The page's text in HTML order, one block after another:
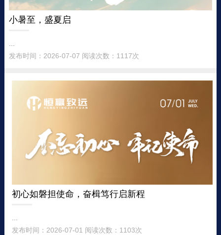
小暑至，盛夏启
...
发布时间：2026-07-07 阅读次数：1117次
初心如磐担使命，奋楫笃行启新程
发布时间：2026-07-01 阅读次数：1103次